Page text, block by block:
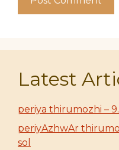
Latest
periya thirumozhi –
periyAzhwAr
sol